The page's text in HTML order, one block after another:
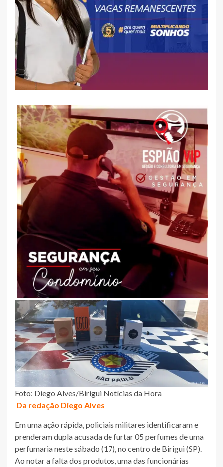
Foto: Diego Alves/Birigui Notícias da Hora
Da redação Diego Alves
Em uma ação rápida, policiais militares identificaram e
prenderam dupla acusada de furtar 05 perfumes de uma
perfumaria neste sábado (17), no centro de Birigui (SP).
Ao notar a falta dos produtos, uma das funcionárias